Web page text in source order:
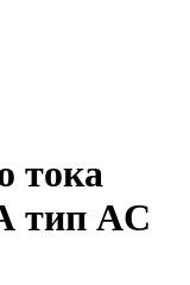
тока
тип AC